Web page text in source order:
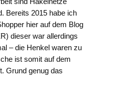
sind Häkelnetze
Bereits 2015 habe ich
hier auf dem Blog
dieser war allerdings
– die Henkel waren zu
ist somit auf dem
Grund genug das